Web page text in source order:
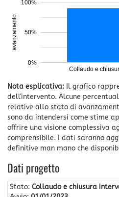
Collaudo e
0%
50%
100%
avanzamento
Nota esplicativa: Il grafico
dell'intervento. Alcune
relative allo stato di
sono da intendersi come stime
offrire una visione complessiva
comprensibile. I dati saranno
definitive man mano che
Dati progetto
Stato: Collaudo e chiusura